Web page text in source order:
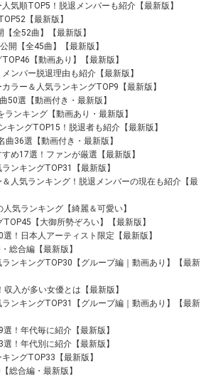
気順TOP5！脱退メンバーも紹介【最新版】
【最新版】
全52曲】【最新版】
開【全45曲】【最新版】
【動画あり】【最新版】
ンバー脱退理由も紹介【最新版】
ラー＆人気ランキングTOP9【最新版】
50選【動画付き・最新版】
ンキング【動画あり・最新版】
キングTOP15！脱退者も紹介【最新版】
36選【動画付き・最新版】
め17選！ファンが厳選【最新版】
ンキングTOP31【最新版】
人気ランキング！脱退メンバーの現在も紹介【最
気ランキング【綺麗＆可愛い】
【大御所勢ぞろい】【最新版】
！日本人アーティスト限定【最新版】
総合編【最新版】
ンキングTOP30【グループ編｜動画あり】【最新
入が多い女優とは【最新版】
ンキングTOP31【グループ編｜動画あり】【最新
！年代毎に紹介【最新版】
！年代別に紹介【最新版】
ングTOP33【最新版】
総合編・最新版】